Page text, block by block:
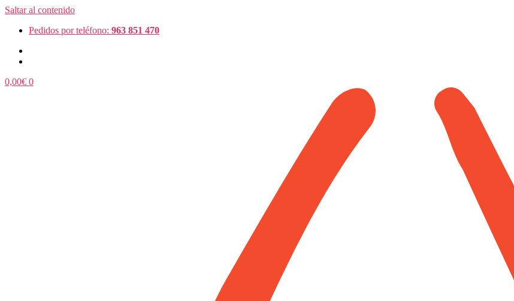
Saltar al contenido
Pedidos por teléfono: 963 851 470
0,00€ 0